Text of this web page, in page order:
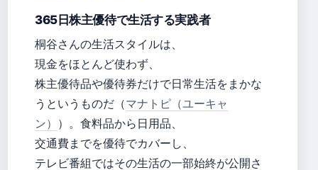
365日株主優待で生活する実践者
桐谷さんの生活スタイルは、
現金をほとんど使わず、
株主優待品や優待券だけで日常生活をまかな
うというものだ（マナトピ（ユーキャ
ン） ）。食料品から日用品、
交通費までを優待でカバーし、
テレビ番組ではその生活の一部始終が公開さ